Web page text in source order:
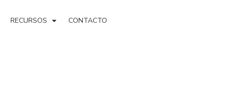
RECURSOS CONTACTO